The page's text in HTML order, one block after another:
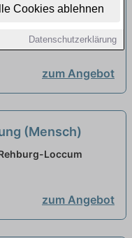
Cookies ablehnen
Datenschutzerklärung
Familienhilfe
Verbund
| Ostholstein
zum Angebot
(Mensch)
Loccum
zum Angebot